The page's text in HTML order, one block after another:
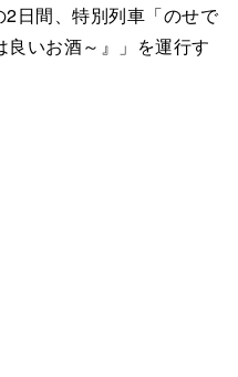
日間、特別列車「のせで
いお酒～』」を運行す